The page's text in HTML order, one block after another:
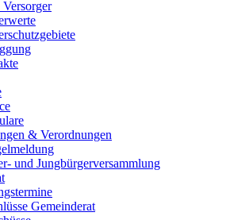
& Verordnungen
und Jungbürgerversammlung
Gemeinderat